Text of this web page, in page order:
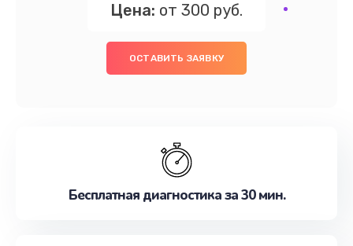
Цена: от 300 руб.
ОСТАВИТЬ ЗАЯВКУ
Бесплатная диагностика за 30 мин.